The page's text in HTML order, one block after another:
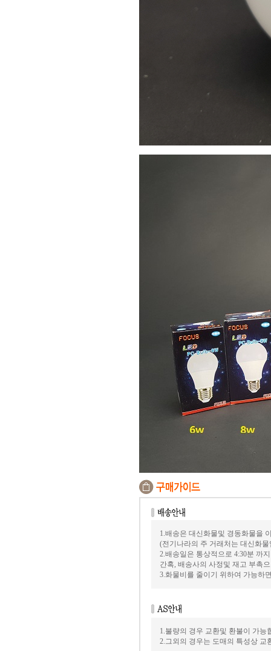
1.배송은 대신화물및 경동화물을
(전기나라의 주 거래처는 대신화물
2.배송일은 통상적으로 4:30분 까
간혹, 배송사의 사정및 재고 부촉
3.화물비를 줄이기 위하여 가능하
1.불량의 경우 교환및 환불이 가능
2.그외의 경우는 도매의 특성상 교